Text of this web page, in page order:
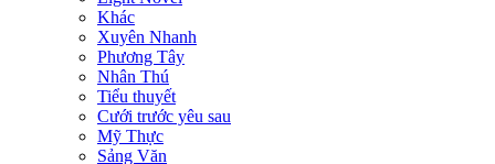
Khác
Xuyên Nhanh
Phương Tây
Nhân Thú
Tiểu thuyết
Cưới trước yêu sau
Mỹ Thực
Sảng Văn